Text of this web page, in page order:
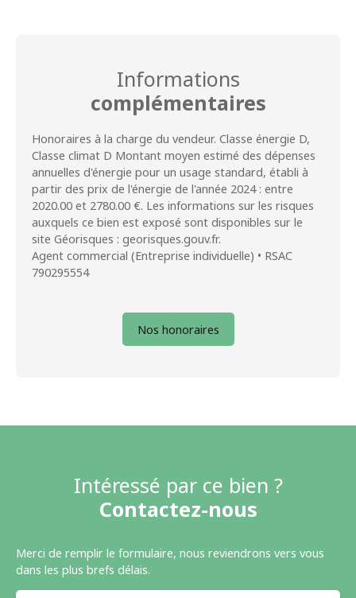
Informations
complémentaires
Honoraires à la charge du vendeur. Classe énergie D,
Classe climat D Montant moyen estimé des dépenses
annuelles d'énergie pour un usage standard, établi à
partir des prix de l'énergie de l'année 2024 : entre
2020.00 et 2780.00 €. Les informations sur les risques
auxquels ce bien est exposé sont disponibles sur le
site Géorisques : georisques.gouv.fr.
Agent commercial (Entreprise individuelle) • RSAC
790295554
Nos honoraires
Intéressé par ce bien ?
Contactez-nous
Merci de remplir le formulaire, nous reviendrons vers vous
dans les plus brefs délais.